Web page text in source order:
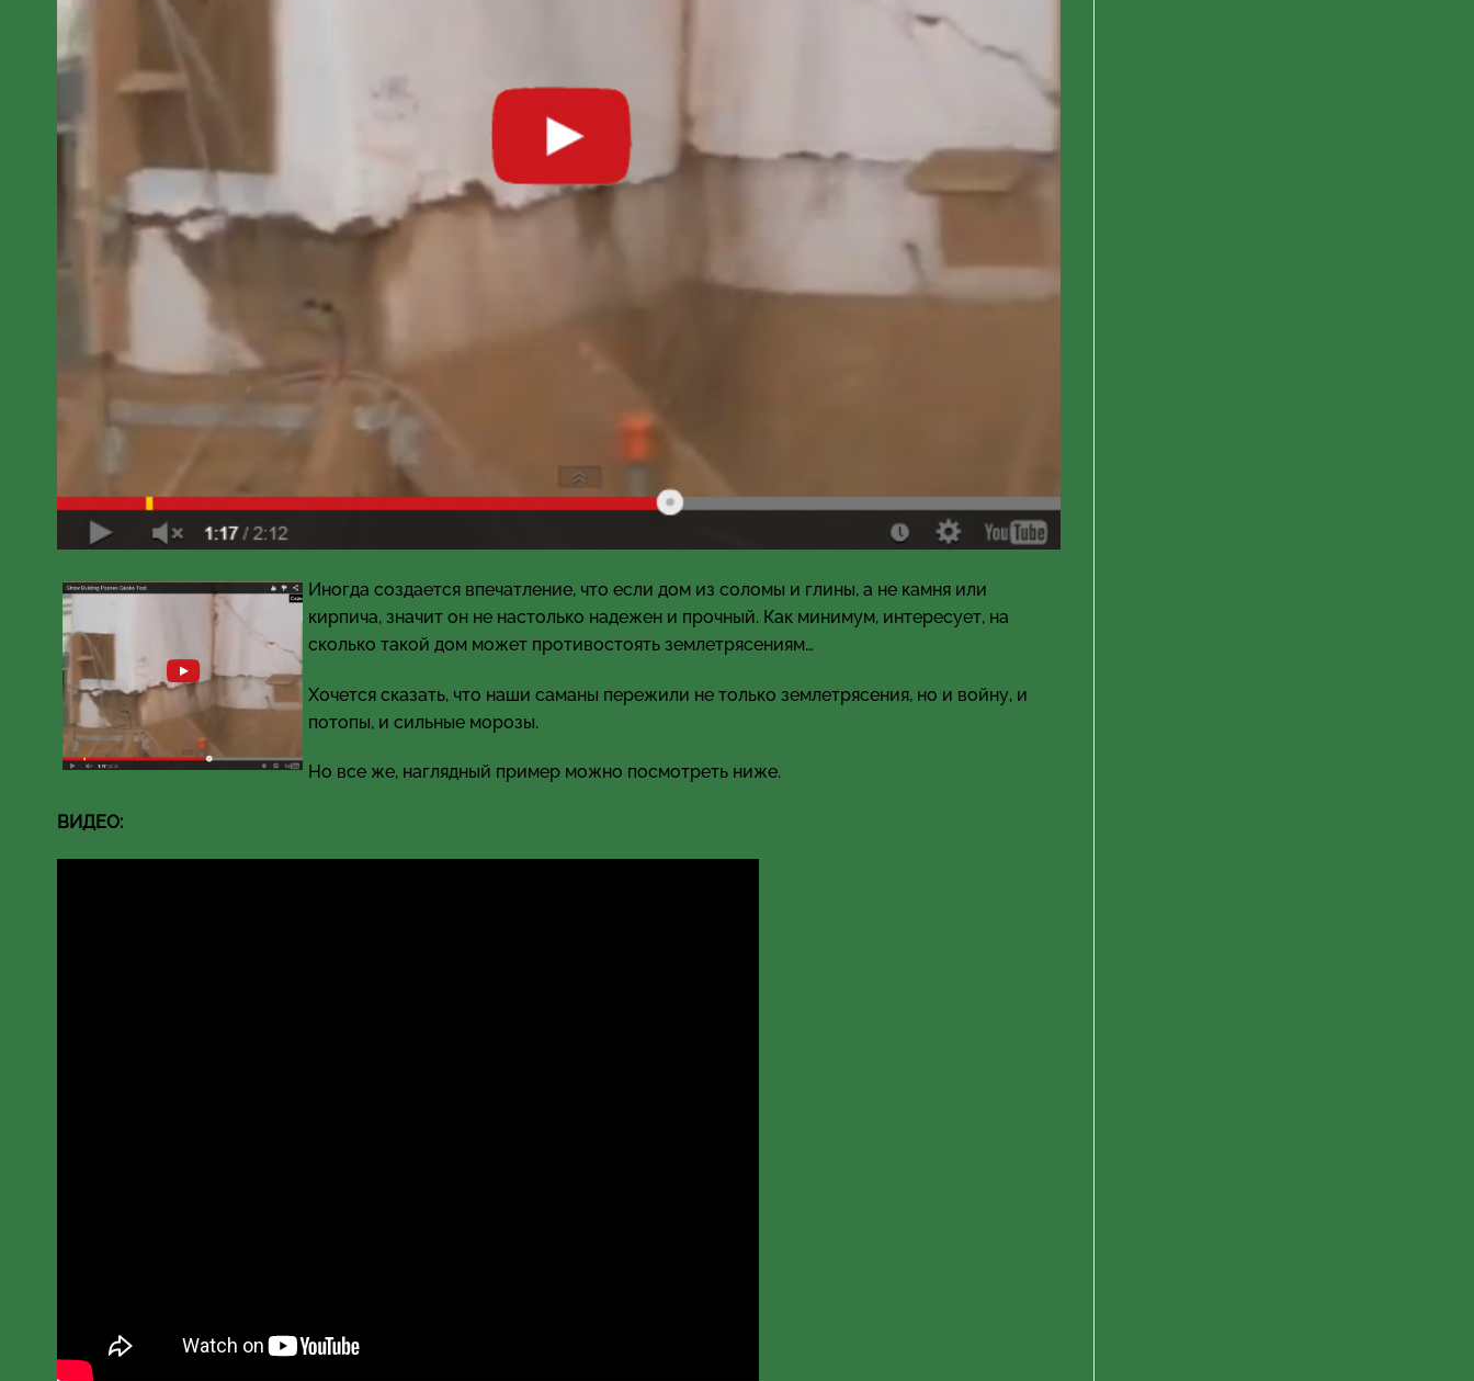
Иногда создается впечатление, что если дом из соломы и глины, а не камня или
кирпича, значит он не настолько надежен и прочный. Как минимум, интересует, на
сколько такой дом может противостоять землетрясениям…
Хочется сказать, что наши саманы пережили не только землетрясения, но и войну, и
потопы, и сильные морозы.
Но все же, наглядный пример можно посмотреть ниже.
ВИДЕО: